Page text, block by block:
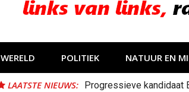
WERELD POLITIEK NATUUR EN
LAATSTE NIEUWS: Progressieve kandidaat